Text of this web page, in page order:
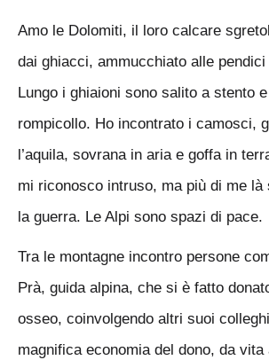
Amo le Dolomiti, il loro calcare
dai ghiacci, ammucchiato alle
Lungo i ghiaioni sono salito a stento
rompicollo. Ho incontrato i camosci,
l’aquila, sovrana in aria e goffa in
mi riconosco intruso, ma più di me là
la guerra. Le Alpi sono spazi di pace.
Tra le montagne incontro persone
Prà, guida alpina, che si è fatto
osseo, coinvolgendo altri suoi
magnifica economia del dono, da